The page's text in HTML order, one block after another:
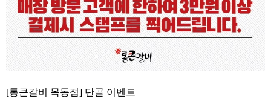
[통큰갈비 목동점] 단골 이벤트